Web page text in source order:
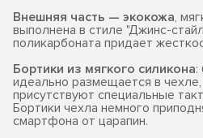
Внешняя часть — экокожа,
выполнена в стиле "Джинс-
поликарбоната придает
Бортики из мягкого силикона:
идеально размещается в
присутствуют специальные
Бортики чехла немного
смартфона от царапин.